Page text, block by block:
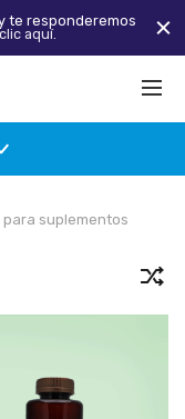
suplementos
te responderemos
aquí.